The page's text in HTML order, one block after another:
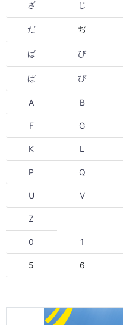
ざ じ
だ ぢ
ば び
ぱ ぴ
A B
F G
K L
P Q
U V
Z
0 1
5 6